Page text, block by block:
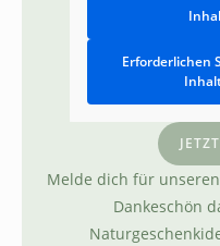
Erforderlichen
Melde dich für
Dankeschön